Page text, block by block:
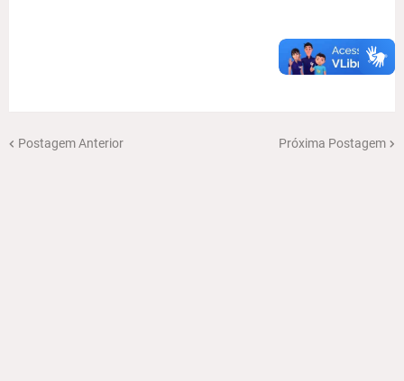
Postagem Anterior Próxima Postagem